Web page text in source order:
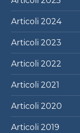
Articoli2024
Articoli2023
Articoli2022
Articoli2021
Articoli2020
Articoli2019